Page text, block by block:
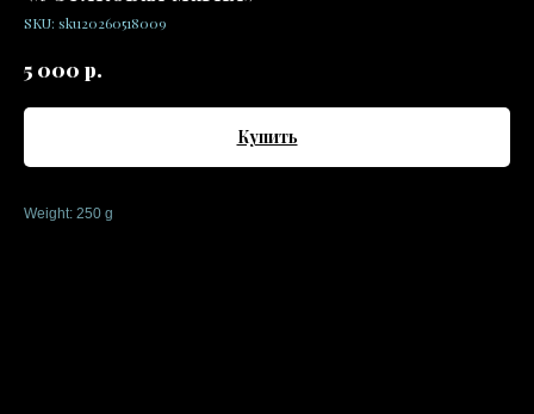
SKU: sku20260518009
5 000 р.
Купить
Weight: 250 g